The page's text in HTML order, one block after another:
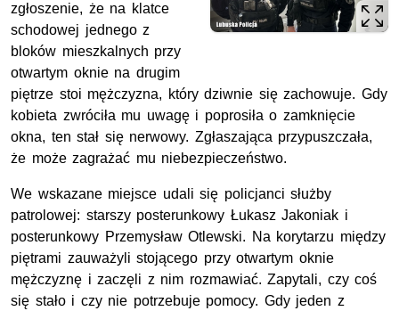
zgłoszenie, że na klatce
schodowej jednego z
bloków mieszkalnych przy
otwartym oknie na drugim
piętrze stoi mężczyzna, który dziwnie się zachowuje. Gdy
kobieta zwróciła mu uwagę i poprosiła o zamknięcie
okna, ten stał się nerwowy. Zgłaszająca przypuszczała,
że może zagrażać mu niebezpieczeństwo.
We wskazane miejsce udali się policjanci służby
patrolowej: starszy posterunkowy Łukasz Jakoniak i
posterunkowy Przemysław Otlewski. Na korytarzu między
piętrami zauważyli stojącego przy otwartym oknie
mężczyznę i zaczęli z nim rozmawiać. Zapytali, czy coś
się stało i czy nie potrzebuje pomocy. Gdy jeden z